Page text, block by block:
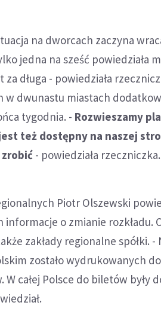
na dworcach zaczyna
jedna na sześć powiedziała
długa - powiedziała
w dwunastu miastach
tygodnia. - Rozwieszamy
też dostępny na naszej
- powiedziała rzeczniczka.
Piotr Olszewski
informacje o zmianie rozkładu.
zakłady regionalne spółki. -
zostało wydrukowanych
W całej Polsce do biletów były